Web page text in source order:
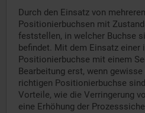
Durch den Einsatz von
Positionierbuchsen mit
feststellen, in welcher Buchse
befindet. Mit dem Einsatz einer
Positionierbuchse mit einem
Bearbeitung erst, wenn
richtigen Positionierbuchse
Vorteile, wie die Verringerung
eine Erhöhung der